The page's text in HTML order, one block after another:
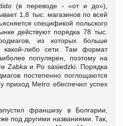
(в переводе - «от и до»),
1,8 тыс. магазинов по всей
спецификой польского
действуют порядка 78 тыс.
из которых больше
какой-либо сети. Там формат
популярен, поэтому на
Zabka и Po sasiedzki. Порядка
постепенно поглощаются
приход Metro обеспечил успех
франшизу в Болгарии,
под другими названиями. Так,